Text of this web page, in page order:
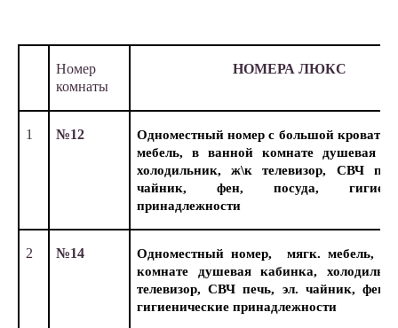
Номер
комнаты
НОМЕРА ЛЮКС
1 №12
Одноместный номер с большой
мебель, в ванной комнате душевая
холодильник, ж\к телевизор, СВЧ
чайник, фен, посуда,
принадлежности
2 №14
Одноместный номер, мягк. мебель, в
комнате душевая кабинка,
телевизор, СВЧ печь, эл. чайник, фен,
гигиенические принадлежности